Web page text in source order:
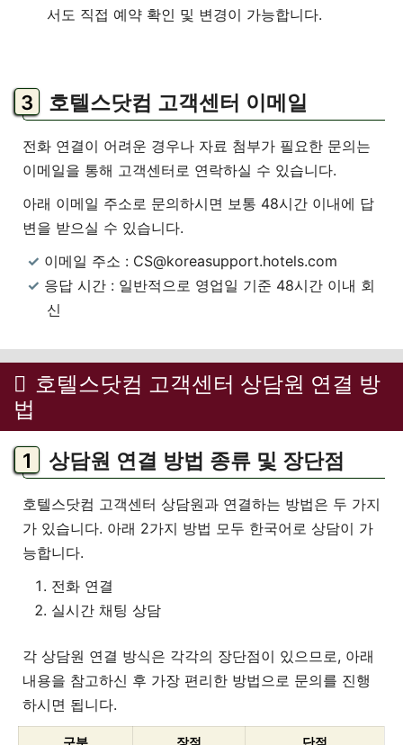
서도 직접 예약 확인 및 변경이 가능합니다.
호텔스닷컴 고객센터 이메일
전화 연결이 어려운 경우나 자료 첨부가 필요한 문의는
이메일을 통해 고객센터로 연락하실 수 있습니다.
아래 이메일 주소로 문의하시면 보통 48시간 이내에 답
변을 받으실 수 있습니다.
이메일 주소 : CS@koreasupport.hotels.com
응답 시간 : 일반적으로 영업일 기준 48시간 이내 회
신
호텔스닷컴 고객센터 상담원 연결 방
법
상담원 연결 방법 종류 및 장단점
호텔스닷컴 고객센터 상담원과 연결하는 방법은 두 가지
가 있습니다. 아래 2가지 방법 모두 한국어로 상담이 가
능합니다.
전화 연결
실시간 채팅 상담
각 상담원 연결 방식은 각각의 장단점이 있으므로, 아래
내용을 참고하신 후 가장 편리한 방법으로 문의를 진행
하시면 됩니다.